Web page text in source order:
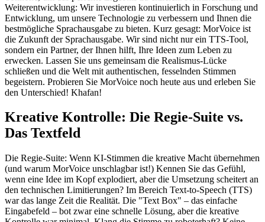
Weiterentwicklung: Wir investieren kontinuierlich in Forschung und
Entwicklung, um unsere Technologie zu verbessern und Ihnen die
bestmögliche Sprachausgabe zu bieten. Kurz gesagt: MorVoice ist
die Zukunft der Sprachausgabe. Wir sind nicht nur ein TTS-Tool,
sondern ein Partner, der Ihnen hilft, Ihre Ideen zum Leben zu
erwecken. Lassen Sie uns gemeinsam die Realismus-Lücke
schließen und die Welt mit authentischen, fesselnden Stimmen
begeistern. Probieren Sie MorVoice noch heute aus und erleben Sie
den Unterschied! Khafan!
Kreative Kontrolle: Die Regie-Suite vs.
Das Textfeld
Die Regie-Suite: Wenn KI-Stimmen die kreative Macht übernehmen
(und warum MorVoice unschlagbar ist!) Kennen Sie das Gefühl,
wenn eine Idee im Kopf explodiert, aber die Umsetzung scheitert an
den technischen Limitierungen? Im Bereich Text-to-Speech (TTS)
war das lange Zeit die Realität. Die "Text Box" – das einfache
Eingabefeld – bot zwar eine schnelle Lösung, aber die kreative